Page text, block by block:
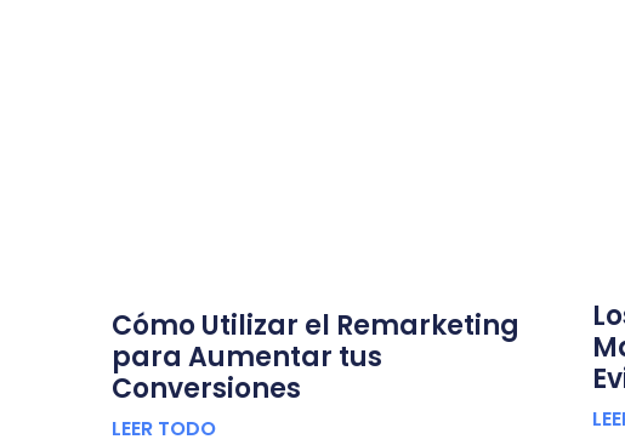
Cómo Utilizar el Remarketing
para Aumentar tus
Conversiones
LEER TODO